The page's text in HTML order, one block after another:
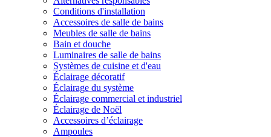
Conditions d'installation
Accessoires de salle de bains
Meubles de salle de bains
Bain et douche
Luminaires de salle de bains
Systèmes de cuisine et d'eau
Éclairage décoratif
Éclairage du système
Éclairage commercial et industriel
Éclairage de Noël
Accessoires d’éclairage
Ampoules